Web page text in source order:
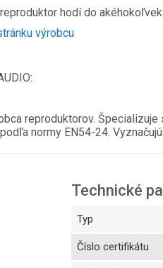
hodí do
výrobcu
reproduktorov.
normy EN54-24.
Technické
Typ
Číslo certifikátu